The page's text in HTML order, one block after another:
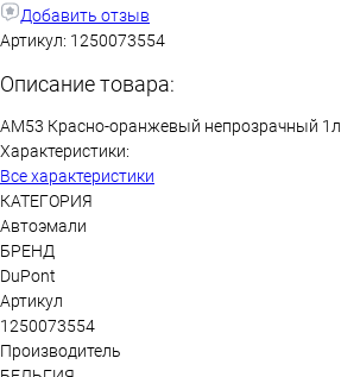
Добавить отзыв
Артикул: 1250073554
Описание товара:
AM53 Красно-оранжевый непрозрачный 1л
Характеристики:
Все характеристики
КАТЕГОРИЯ
Автоэмали
БРЕНД
DuPont
Артикул
1250073554
Производитель